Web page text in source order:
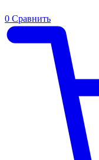
0 Сравнить